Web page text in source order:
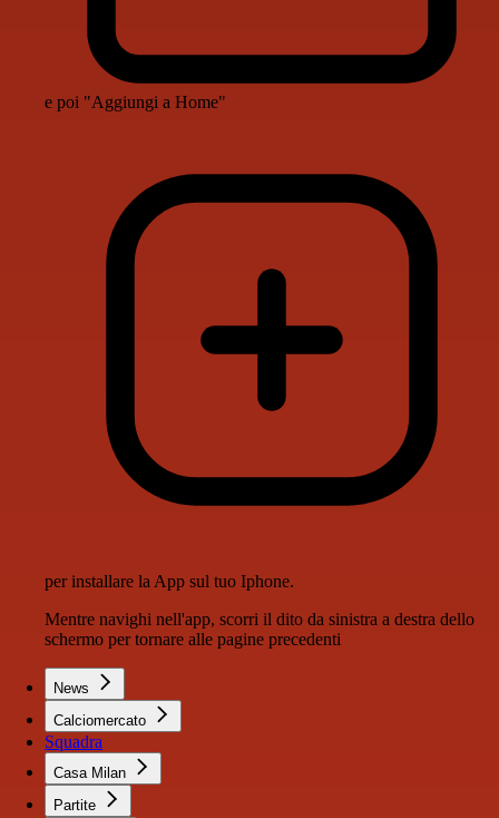
e poi "Aggiungi a Home"
per installare la App sul tuo Iphone.
Mentre navighi nell'app, scorri il dito da sinistra a destra dello
schermo per tornare alle pagine precedenti
News
Calciomercato
Squadra
Casa Milan
Partite